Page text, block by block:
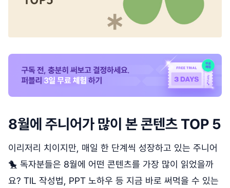
8월에 주니어가 많이 본 콘텐츠 TOP 5
이리저리 치이지만, 매일 한 단계씩 성장하고 있는 주니어
🐤 독자분들은 8월에 어떤 콘텐츠를 가장 많이 읽었을까
요? TIL 작성법, PPT 노하우 등 지금 바로 써먹을 수 있는